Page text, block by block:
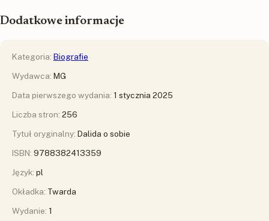
Dodatkowe informacje
Kategoria: Biografie
Wydawca: MG
Data pierwszego wydania: 1 stycznia 2025
Liczba stron: 256
Tytuł oryginalny: Dalida o sobie
ISBN: 9788382413359
Język: pl
Okładka: Twarda
Wydanie: 1